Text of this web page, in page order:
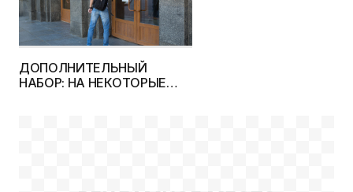
ДОПОЛНИТЕЛЬНЫЙ
НАБОР: НА НЕКОТОРЫЕ